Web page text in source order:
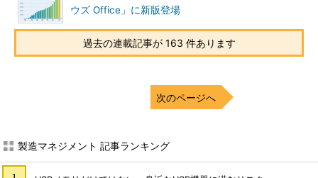
ウズ Office」に新版登場
過去の連載記事が 163 件あります
次のページへ
製造マネジメント 記事ランキング